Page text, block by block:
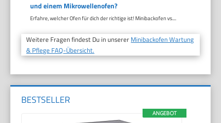
und einem Mikrowellenofen?
Erfahre, welcher Ofen für dich der richtige ist! Minibackofen vs....
Weitere Fragen findest Du in unserer Minibackofen Wartung
& Pflege FAQ-Übersicht.
BESTSELLER
ANGEBOT